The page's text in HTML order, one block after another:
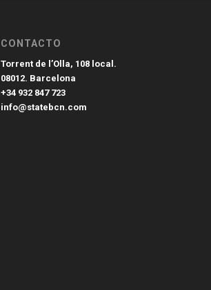
CONTACTO
Torrent de l’Olla, 108 local.
08012. Barcelona
+34 932 847 723
info@statebcn.com